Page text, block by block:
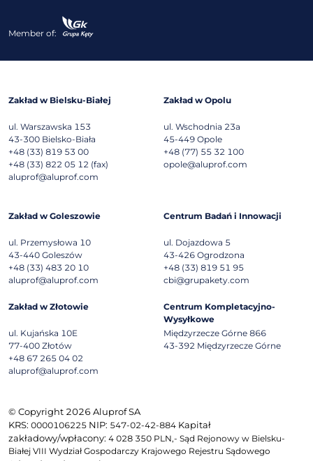
Member of:
Zakład w Bielsku-Białej
ul. Warszawska 153
43-300 Bielsko-Biała
+48 (33) 819 53 00
+48 (33) 822 05 12 (fax)
aluprof@aluprof.com
Zakład w Opolu
ul. Wschodnia 23a
45-449 Opole
+48 (77) 55 32 100
opole@aluprof.com
Zakład w Goleszowie
ul. Przemysłowa 10
43-440 Goleszów
+48 (33) 483 20 10
aluprof@aluprof.com
Centrum Badań i Innowacji
ul. Dojazdowa 5
43-426 Ogrodzona
+48 (33) 819 51 95
cbi@grupakety.com
Zakład w Złotowie
ul. Kujańska 10E
77-400 Złotów
+48 67 265 04 02
aluprof@aluprof.com
Centrum Kompletacyjno-
Wysyłkowe
Międzyrzecze Górne 866
43-392 Międzyrzecze Górne
© Copyright 2026 Aluprof SA
KRS: 0000106225 NIP: 547-02-42-884 Kapitał
zakładowy/wpłacony: 4 028 350 PLN,- Sąd Rejonowy w Bielsku-
Białej VIII Wydział Gospodarczy Krajowego Rejestru Sądowego